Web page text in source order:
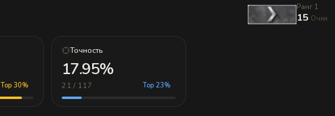
Ранг 1
15 Очки
Top 30%
Точность
17.95%
21 / 117 Top 23%